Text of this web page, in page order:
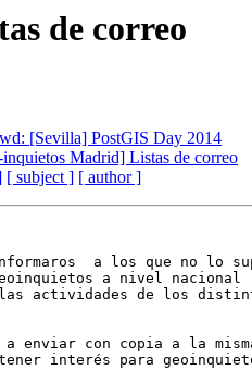
de correo
[Sevilla] PostGIS Day 2014
Madrid] Listas de correo
[ subject ] [ author ]
a los que no lo
a nivel nacional
actividades de los
enviar con copia a la
interés para